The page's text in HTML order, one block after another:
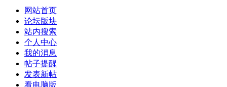
网站首页
论坛版块
站内搜索
个人中心
我的消息
帖子提醒
发表新帖
看电脑版